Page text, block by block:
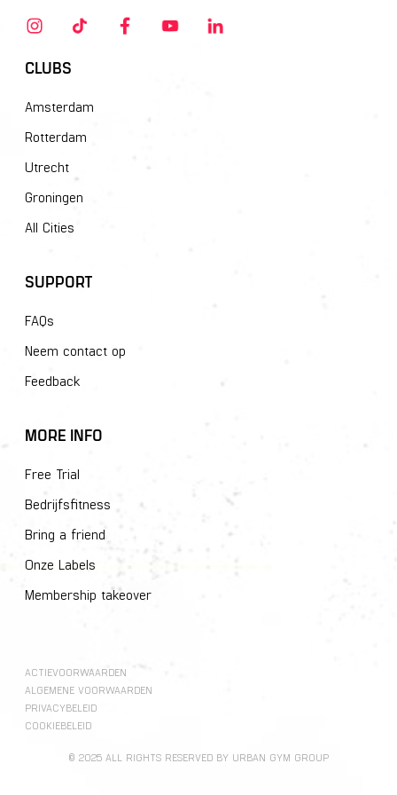
CLUBS
Amsterdam
Rotterdam
Utrecht
Groningen
All Cities
SUPPORT
FAQs
Neem contact op
Feedback
MORE INFO
Free Trial
Bedrijfsfitness
Bring a friend
Onze Labels
Membership takeover
© 2025 ALL RIGHTS RESERVED BY URBAN GYM GROUP
ACTIEVOORWAARDEN
ALGEMENE VOORWAARDEN
PRIVACYBELEID
COOKIEBELEID